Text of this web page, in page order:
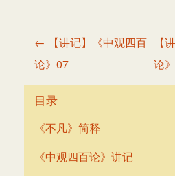
文
章
导
航
← 【讲记】《中观四百
论》07
【
论
目录
《不凡》简释
《中观四百论》讲记